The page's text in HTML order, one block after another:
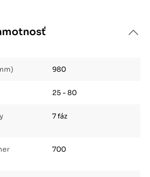
980
25 - 80
7 fáz
700